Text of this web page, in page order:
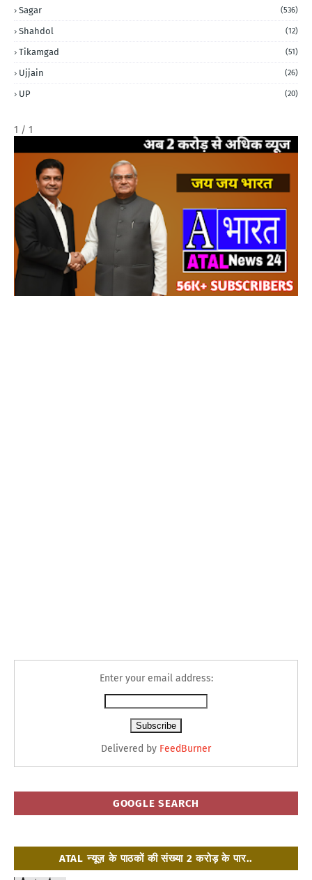
Sagar (536)
Shahdol (12)
Tikamgad (51)
Ujjain (26)
UP (20)
1 / 1
Enter your email address:
Delivered by FeedBurner
GOOGLE SEARCH
ATAL न्यूज़ के पाठकों की संख्या 2 करोड़ के पार..